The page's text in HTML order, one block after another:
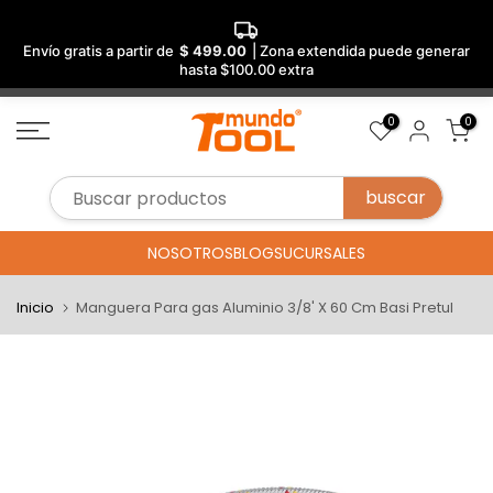
Envío gratis a partir de $ 499.00
| Zona extendida puede generar
hasta $100.00 extra
Saltar
al
0 0
NOSOTROSBLOGSUCURSALES
Inicio Manguera Para gas Aluminio 3/8' X 60 Cm Basi Pretul